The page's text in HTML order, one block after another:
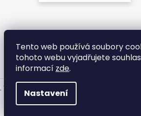
Tento web používá soubory
tohoto webu vyjadřujete
informací zde.
Nastavení
. Všechna práva vyhrazena.